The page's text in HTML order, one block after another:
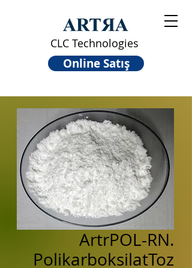
CLC Technologies
Online Satış
ArtrPOL-RN.
PolikarboksilatToz